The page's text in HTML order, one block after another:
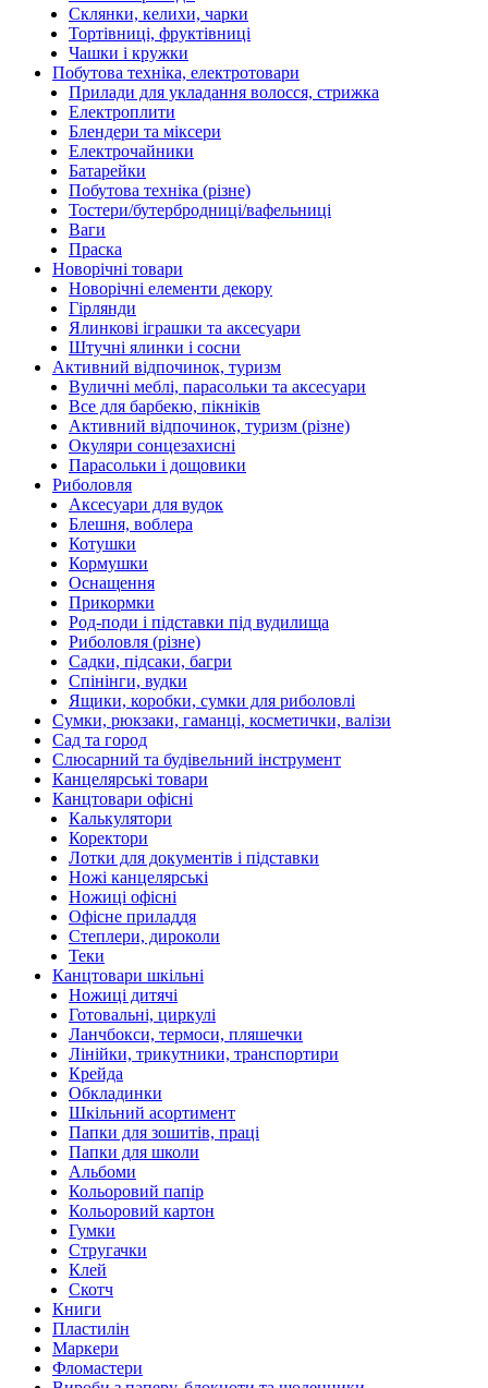
Склянки, келихи, чарки
Тортівниці, фруктівниці
Чашки і кружки
Побутова техніка, електротовари
Прилади для укладання волосся, стрижка
Електроплити
Блендери та міксери
Електрочайники
Батарейки
Побутова техніка (різне)
Тостери/бутербродниці/вафельниці
Ваги
Праска
Новорічні товари
Новорічні елементи декору
Гірлянди
Ялинкові іграшки та аксесуари
Штучні ялинки і сосни
Активний відпочинок, туризм
Вуличні меблі, парасольки та аксесуари
Все для барбекю, пікніків
Активний відпочинок, туризм (різне)
Окуляри сонцезахисні
Парасольки і дощовики
Риболовля
Аксесуари для вудок
Блешня, воблера
Котушки
Кормушки
Оснащення
Прикормки
Род-поди і підставки під вудилища
Риболовля (різне)
Садки, підсаки, багри
Спінінги, вудки
Ящики, коробки, сумки для риболовлі
Сумки, рюкзаки, гаманці, косметички, валізи
Сад та город
Слюсарний та будівельний інструмент
Канцелярські товари
Канцтовари офісні
Калькулятори
Коректори
Лотки для документів і підставки
Ножі канцелярські
Ножиці офісні
Офісне приладдя
Степлери, дироколи
Теки
Канцтовари шкільні
Ножиці дитячі
Готовальні, циркулі
Ланчбокси, термоси, пляшечки
Лінійки, трикутники, транспортири
Крейда
Обкладинки
Шкільний асортимент
Папки для зошитів, праці
Папки для школи
Альбоми
Кольоровий папір
Кольоровий картон
Гумки
Стругачки
Клей
Скотч
Книги
Пластилін
Маркери
Фломастери